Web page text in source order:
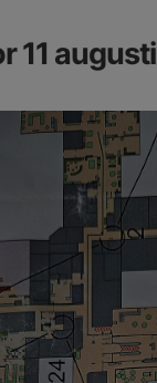
11 augusti